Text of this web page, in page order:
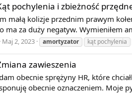
pochylenia i zbieżność
małą kolizje przednim prawym
ma za duży negatyw.
Maj 2, 2023 amortyzator kąt pochylenia
zawieszenia
obecnie sprężyny HR, które
obecnie oznaczeniem. Moje